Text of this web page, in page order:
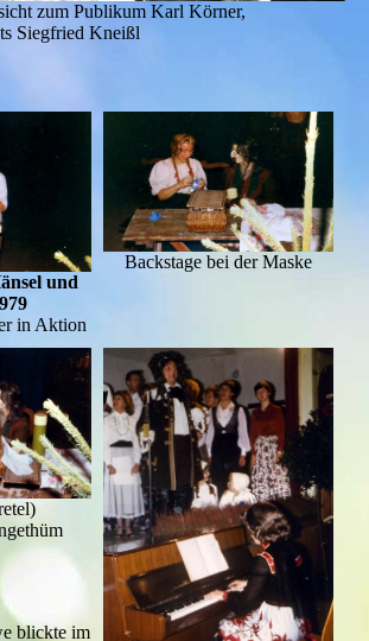
zum Publikum Karl Körner,
Siegfried Kneißl
und
in Aktion
Backstage bei der Maske
blickte im